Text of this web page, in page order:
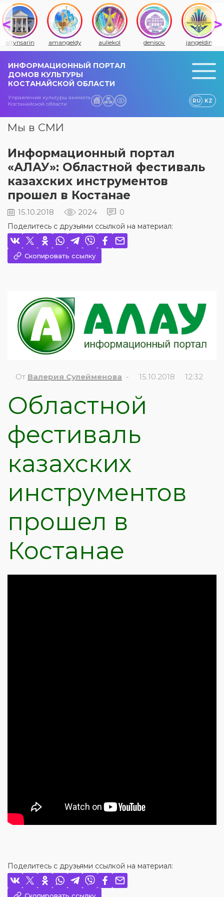
altynsarin amangeldy auliekol denisov jangeldin
ИНФОРМАЦИОННЫЙ ПОРТАЛ
ДОМОВ КУЛЬТУРЫ
КОСТАНАЙСКОЙ ОБЛАСТИ
Управления культуры акимата
Костанайской области
RU KZ
Мы в СМИ
Информационный портал
«АЛАУ»: Областной фестиваль
казахских инструментов
прошел в Костанае
15.10.2018 2024 0
Поделитесь с друзьями ссылкой на материал:
Скопировать ссылку
От Валерия Сулейменова - 15.10.2018 12:32
Областной
фестиваль
казахских
инструментов
прошел в
Костанае
Поделитесь с друзьями ссылкой на материал: